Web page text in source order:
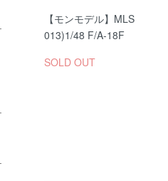
【モンモデル】MLS
013)1/48 F/A-18F
SOLD OUT